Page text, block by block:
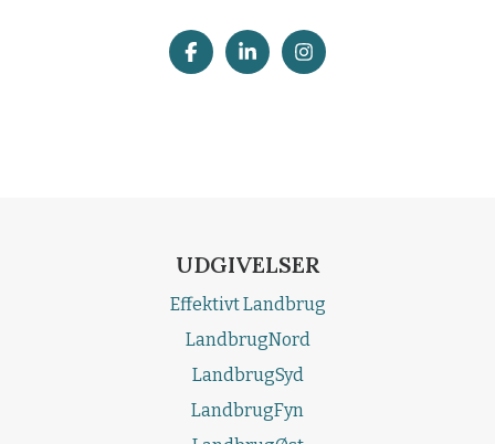
UDGIVELSER
Effektivt Landbrug
LandbrugNord
LandbrugSyd
LandbrugFyn